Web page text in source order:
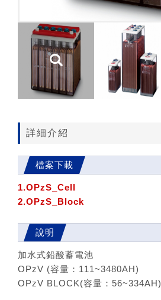
詳細介紹
檔案下載
1.OPzS_Cell
2.OPzS_Block
說明
加水式鉛酸蓄電池
OPzV (容量：111~3480AH)
OPzV BLOCK(容量：56~334AH)